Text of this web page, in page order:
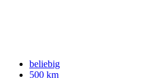
beliebig
500 km